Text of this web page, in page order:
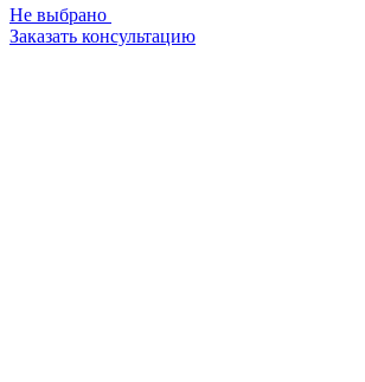
Не выбрано
Заказать консультацию